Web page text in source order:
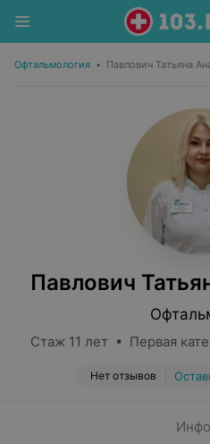
Офтальмология • Павлович Татьяна
Павлович
Стаж 11 лет • Первая
Нет отзывов
Инфо